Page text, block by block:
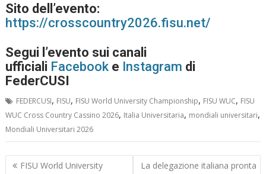
Sito dell’evento:
https://crosscountry2026.fisu.net/
Segui l’evento sui canali
ufficiali Facebook e Instagram di
FederCUSI
FEDERCUSI, FISU, FISU World University Championship, FISU WUC, FISU
WUC Cross Country Cassino 2026, Italia Universitaria, mondiali universitari,
Mondiali Universitari 2026
Navigazione
FISU World University
La delegazione italiana pronta